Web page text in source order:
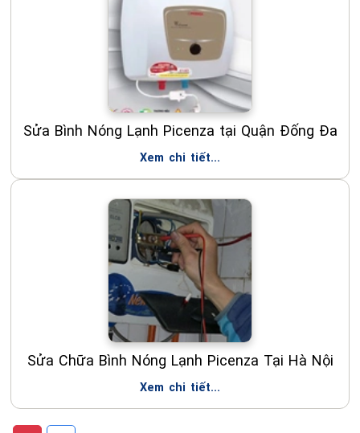
Sửa Bình Nóng Lạnh Picenza tại Quận Đống Đa
Xem chi tiết...
Sửa Chữa Bình Nóng Lạnh Picenza Tại Hà Nội
Xem chi tiết...